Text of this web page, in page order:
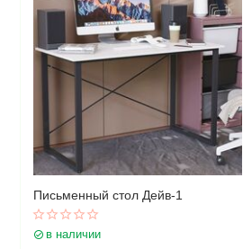
Письменный стол Дейв-1
в наличии